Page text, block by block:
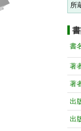
所
書
著
著
出
出